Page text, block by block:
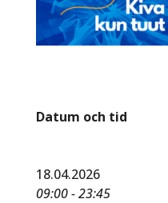
Datum och tid
18.04.2026
09:00 - 23:45